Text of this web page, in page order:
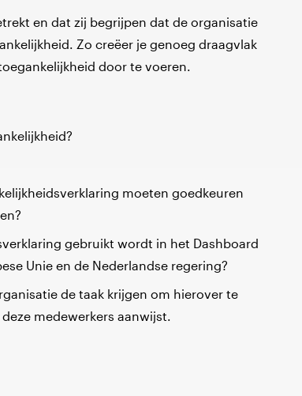
en dat zij begrijpen dat de organisatie
Zo creëer je genoeg draagvlak
door te voeren.
moeten goedkeuren
gebruikt wordt in het Dashboard
Unie en de Nederlandse regering?
de taak krijgen om hierover te
medewerkers aanwijst.